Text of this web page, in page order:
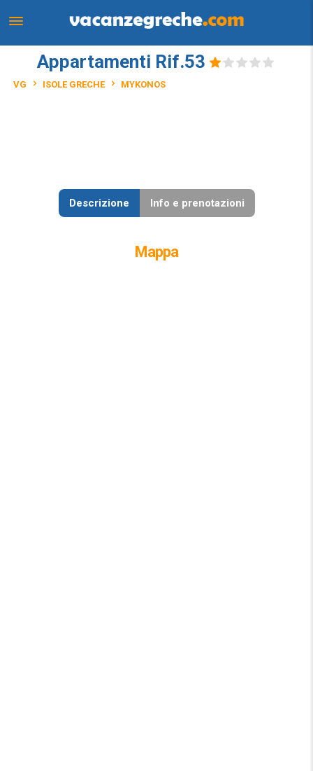
Appartamenti Rif.53
VG ISOLE GRECHE MYKONOS
Descrizione Info e prenotazioni
Mappa